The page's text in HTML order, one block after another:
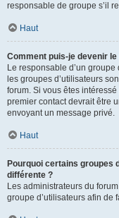
responsable de groupe s’il
Haut
Comment puis-je devenir le
Le responsable d’un
les groupes d’utilisateurs
forum. Si vous êtes
premier contact devrait être
envoyant un message privé.
Haut
Pourquoi certains groupes
différente ?
Les administrateurs du
groupe d’utilisateurs afin de